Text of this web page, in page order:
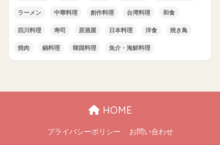
ラーメン 中華料理 創作料理 台湾料理 和食
四川料理 寿司 居酒屋 日本料理 洋食 焼き鳥
焼肉 鍋料理 韓国料理 魚介・海鮮料理
HOME
プライバシーポリシー お問い合わせ